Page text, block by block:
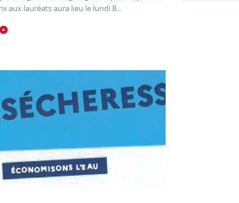
aux lauréats aura lieu le lundi 8...